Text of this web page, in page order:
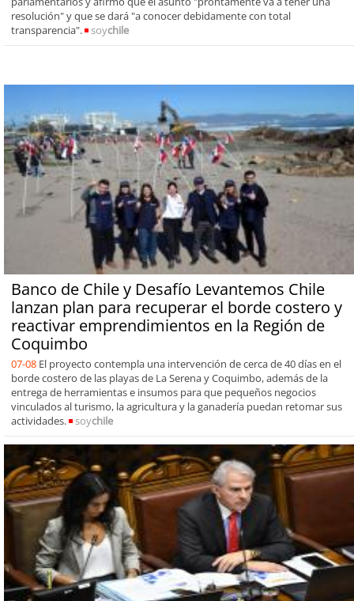
resolución" y que se dará "a conocer debidamente con total
transparencia".
soychile
Banco de Chile y Desafío Levantemos Chile
lanzan plan para recuperar el borde costero y
reactivar emprendimientos en la Región de
Coquimbo
07-08 El proyecto contempla una intervención de cerca de 40 días en el
borde costero de las playas de La Serena y Coquimbo, además de la
entrega de herramientas e insumos para que pequeños negocios
vinculados al turismo, la agricultura y la ganadería puedan retomar sus
actividades.
soychile